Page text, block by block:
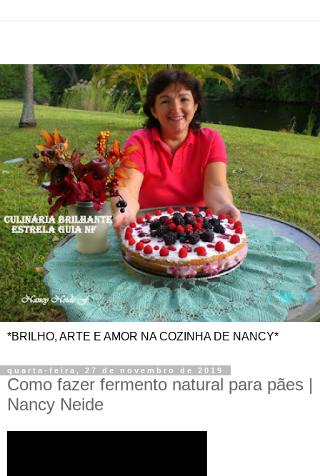
*BRILHO, ARTE E AMOR NA COZINHA DE NANCY*
quarta-feira, 27 de novembro de 2019
Como fazer fermento natural para pães |
Nancy Neide